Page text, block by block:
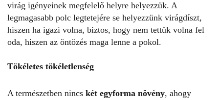
virág igényeinek megfelelő helyre helyezzük. A
legmagasabb polc legtetejére se helyezzünk virágdíszt,
hiszen ha igazi volna, biztos, hogy nem tettük volna fel
oda, hiszen az öntözés maga lenne a pokol.
Tökéletes tökéletlenség
A természetben nincs két egyforma növény, ahogy